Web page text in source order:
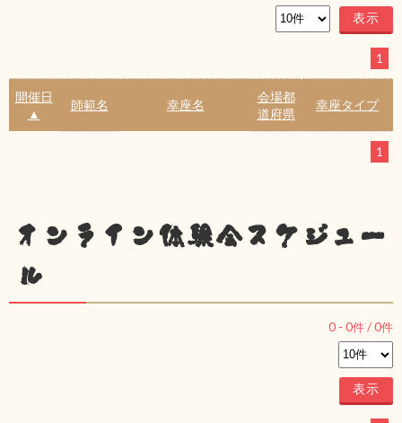
1
開催日
▲
師範名 幸座名
会場都
道府県
幸座タイプ
1
オンライン体験会スケジュー
ル
0 - 0件 /0件